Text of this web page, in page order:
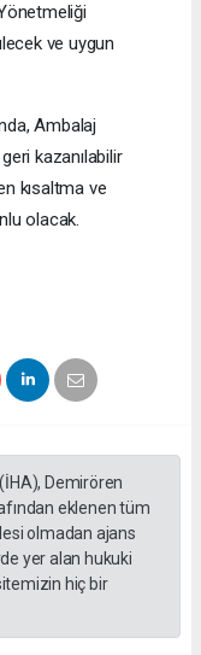
ve uygun
Ambalaj
kazanılabilir
kısaltma ve
olacak.​​​​​​​
Demirören
eklenen tüm
olmadan ajans
yer alan hukuki
hiç bir